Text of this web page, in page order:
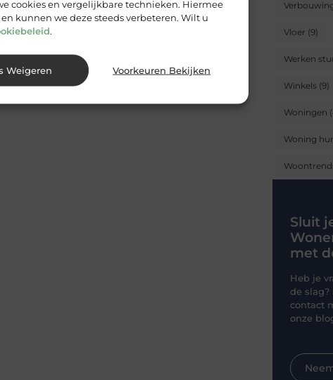
cookies en vergelijkbare technieken. Hiermee
kunnen we deze steeds verbeteren. Wilt u
.
Weigeren Voorkeuren Bekijken
Vloer (9)
Werken
Winkels (9)
Woningen
Woning
Sluit
met
Heb je
de slag?
contact
onze